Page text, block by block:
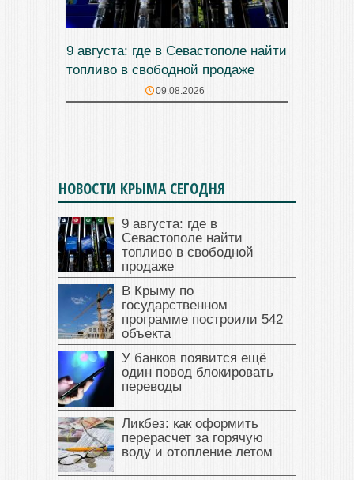
9 августа: где в Севастополе найти
топливо в свободной продаже
09.08.2026
НОВОСТИ КРЫМА СЕГОДНЯ
9 августа: где в
Севастополе найти
топливо в свободной
продаже
В Крыму по
государственном
программе построили 542
объекта
У банков появится ещё
один повод блокировать
переводы
Ликбез: как оформить
перерасчет за горячую
воду и отопление летом